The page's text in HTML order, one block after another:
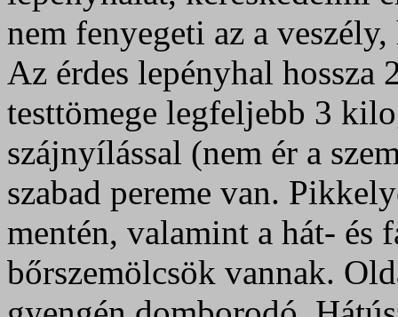
nem fenyegeti az a
Az érdes lepényhal
testtömege legfeljebb 3
szájnyílással (nem ér a
szabad pereme van.
mentén, valamint a hát- és
bőrszemölcsök vannak.